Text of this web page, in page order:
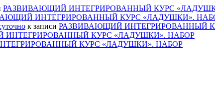
РАЗВИВАЮЩИЙ ИНТЕГРИРОВАННЫЙ КУРС
ИНТЕГРИРОВАННЫЙ КУРС «ЛАДУШКИ».
к записи РАЗВИВАЮЩИЙ ИНТЕГРИРОВАННЫЙ
ИНТЕГРИРОВАННЫЙ КУРС «ЛАДУШКИ». НАБОР
КУРС «ЛАДУШКИ». НАБОР